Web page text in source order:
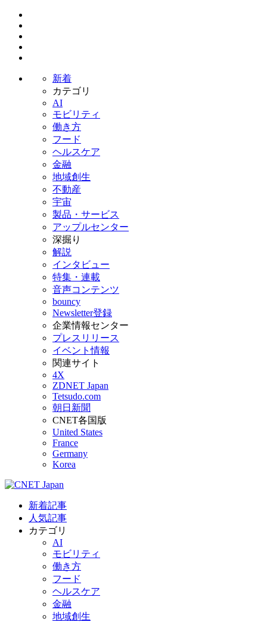
新着
カテゴリ
AI
モビリティ
働き方
フード
ヘルスケア
金融
地域創生
不動産
宇宙
製品・サービス
アップルセンター
深掘り
解説
インタビュー
特集・連載
音声コンテンツ
bouncy
Newsletter登録
企業情報センター
プレスリリース
イベント情報
関連サイト
4X
ZDNET Japan
Tetsudo.com
朝日新聞
CNET各国版
United States
France
Germany
Korea
新着記事
人気記事
カテゴリ
AI
モビリティ
働き方
フード
ヘルスケア
金融
地域創生